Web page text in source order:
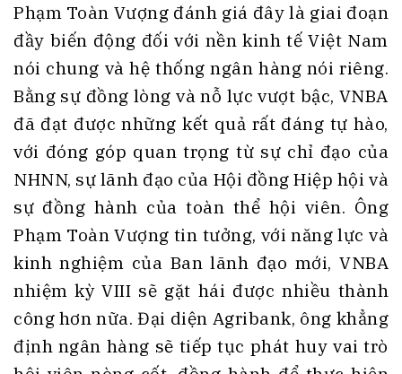
Phạm Toàn Vượng đánh giá đây là giai đoạn
đầy biến động đối với nền kinh tế Việt Nam
nói chung và hệ thống ngân hàng nói riêng.
Bằng sự đồng lòng và nỗ lực vượt bậc, VNBA
đã đạt được những kết quả rất đáng tự hào,
với đóng góp quan trọng từ sự chỉ đạo của
NHNN, sự lãnh đạo của Hội đồng Hiệp hội và
sự đồng hành của toàn thể hội viên. Ông
Phạm Toàn Vượng tin tưởng, với năng lực và
kinh nghiệm của Ban lãnh đạo mới, VNBA
nhiệm kỳ VIII sẽ gặt hái được nhiều thành
công hơn nữa. Đại diện Agribank, ông khẳng
định ngân hàng sẽ tiếp tục phát huy vai trò